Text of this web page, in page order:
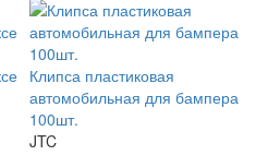
Клипса пластиковая
автомобильная для бампера
100шт.
JTC